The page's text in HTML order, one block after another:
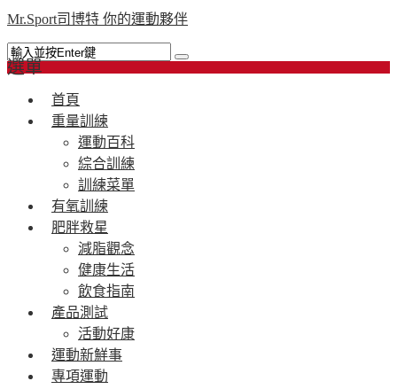
Mr.Sport司博特 你的運動夥伴
選單
首頁
重量訓練
運動百科
綜合訓練
訓練菜單
有氧訓練
肥胖救星
減脂觀念
健康生活
飲食指南
產品測試
活動好康
運動新鮮事
專項運動